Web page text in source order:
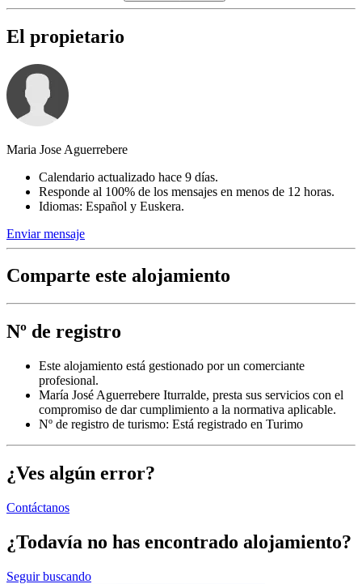
El propietario
Maria Jose Aguerrebere
Calendario actualizado hace 9 días.
Responde al 100% de los mensajes en menos de 12 horas.
Idiomas: Español y Euskera.
Enviar mensaje
Comparte este alojamiento
Nº de registro
Este alojamiento está gestionado por un comerciante
profesional.
María José Aguerrebere Iturralde, presta sus servicios con el
compromiso de dar cumplimiento a la normativa aplicable.
Nº de registro de turismo: Está registrado en Turimo
¿Ves algún error?
Contáctanos
¿Todavía no has encontrado alojamiento?
Seguir buscando